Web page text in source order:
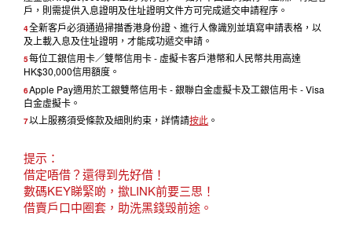
戶，則需提供入息證明及住址證明文件方可完成遞交申請程序。
4全新客戶必須通過掃描香港身份證、進行人像識別並填寫申請表格，以
及上載入息及住址證明，才能成功遞交申請。
5每位工銀信用卡／雙幣信用卡 - 虛擬卡客戶港幣和人民幣共用高達
HK$30,000信用額度。
6Apple Pay適用於工銀雙幣信用卡 - 銀聯白金虛擬卡及工銀信用卡 - Visa
白金虛擬卡。
7以上服務須受條款及細則約束，詳情請按此 。
提示：
借定唔借？還得到先好借！
數碼KEY睇緊啲，撳LINK前要三思！
借賣戶口中圈套，助洗黑錢毁前途。